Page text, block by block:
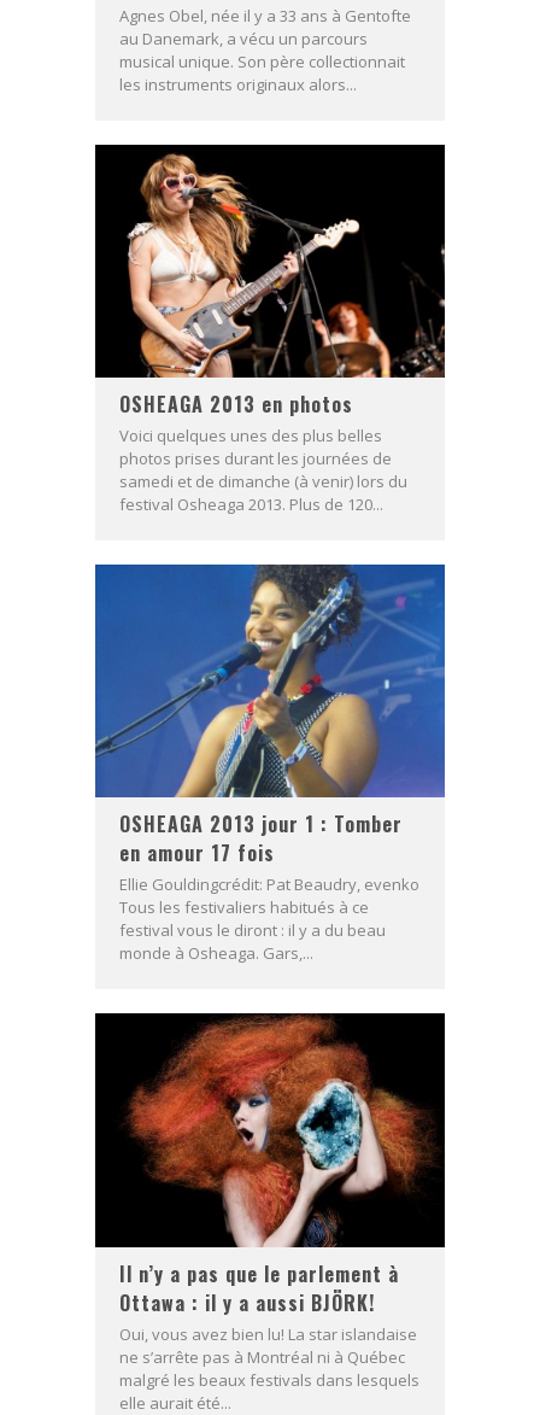
Agnes Obel, née il y a 33 ans à Gentofte
au Danemark, a vécu un parcours
musical unique. Son père collectionnait
les instruments originaux alors...
OSHEAGA 2013 en photos
Voici quelques unes des plus belles
photos prises durant les journées de
samedi et de dimanche (à venir) lors du
festival Osheaga 2013. Plus de 120...
OSHEAGA 2013 jour 1 : Tomber
en amour 17 fois
Ellie Gouldingcrédit: Pat Beaudry, evenko
Tous les festivaliers habitués à ce
festival vous le diront : il y a du beau
monde à Osheaga. Gars,...
Il n’y a pas que le parlement à
Ottawa : il y a aussi BJÖRK!
Oui, vous avez bien lu! La star islandaise
ne s’arrête pas à Montréal ni à Québec
malgré les beaux festivals dans lesquels
elle aurait été...